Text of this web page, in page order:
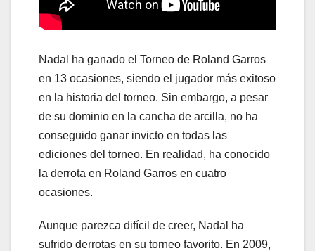
Nadal ha ganado el Torneo de Roland Garros
en 13 ocasiones, siendo el jugador más exitoso
en la historia del torneo. Sin embargo, a pesar
de su dominio en la cancha de arcilla, no ha
conseguido ganar invicto en todas las
ediciones del torneo. En realidad, ha conocido
la derrota en Roland Garros en cuatro
ocasiones.
Aunque parezca difícil de creer, Nadal ha
sufrido derrotas en su torneo favorito. En 2009,